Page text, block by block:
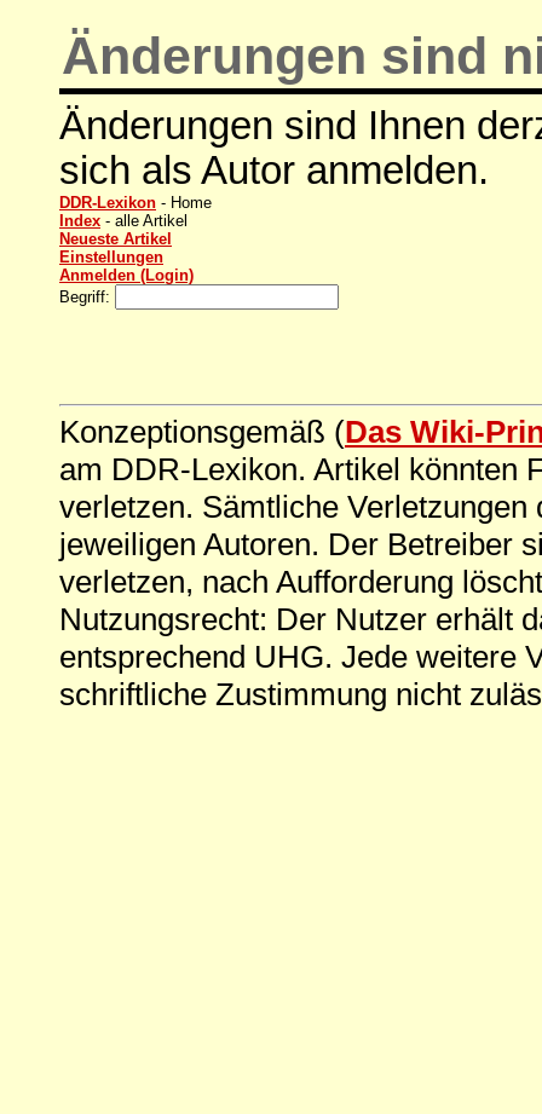
Änderungen sind
Änderungen sind Ihnen
sich als Autor anmelden.
DDR-Lexikon - Home
Index - alle Artikel
Neueste Artikel
Einstellungen
Anmelden (Login)
Begriff:
Konzeptionsgemäß (Das Wiki-
am DDR-Lexikon. Artikel könnten
verletzen. Sämtliche
jeweiligen Autoren. Der Betreiber
verletzen, nach Aufforderung
Nutzungsrecht: Der Nutzer erhält
entsprechend UHG. Jede weitere
schriftliche Zustimmung nicht